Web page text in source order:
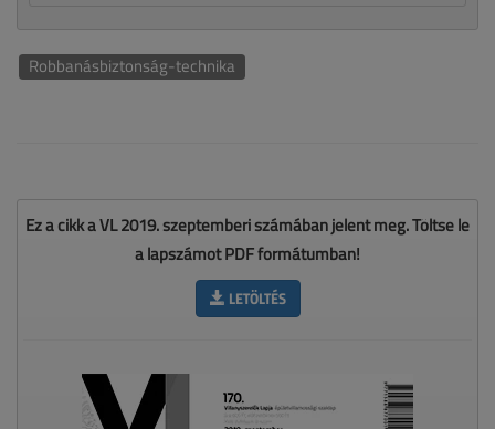
Robbanásbiztonság-technika
Ez a cikk a VL 2019. szeptemberi számában jelent meg. Töltse le
a lapszámot PDF formátumban!
LETÖLTÉS